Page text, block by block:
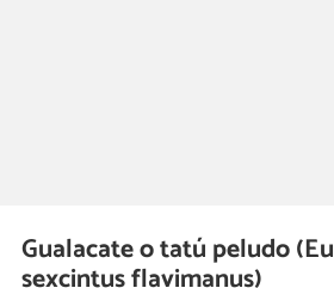
Gualacate o tatú peludo